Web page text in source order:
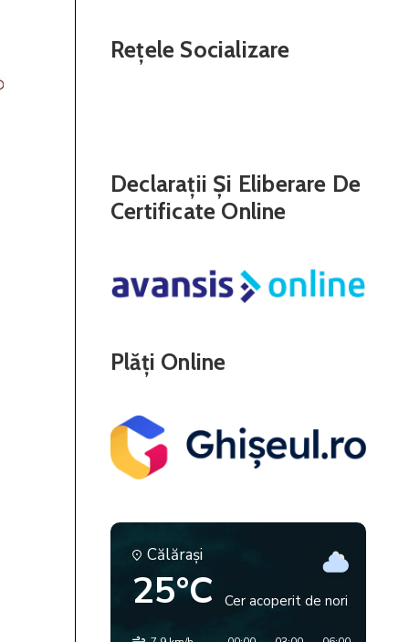
Rețele Socializare
Declarații Și Eliberare De
Certificate Online
Plăți Online
Călăraşi
25°C Cer acoperit de nori